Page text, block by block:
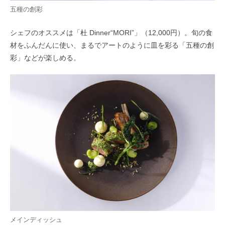
五種の創彩
シェフのオススメは「杜 Dinner“MORI”」（12,000円）。旬の食
材をふんだんに使い、まるでアートのように皿を彩る「五種の創
彩」などが楽しめる。
メインディッシュ